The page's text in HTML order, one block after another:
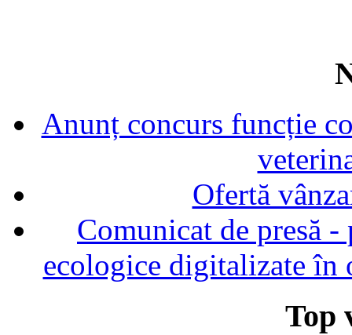
Anunț concurs funcție
Ofertă
Comunicat de presă
ecologice digitalizate în
Top